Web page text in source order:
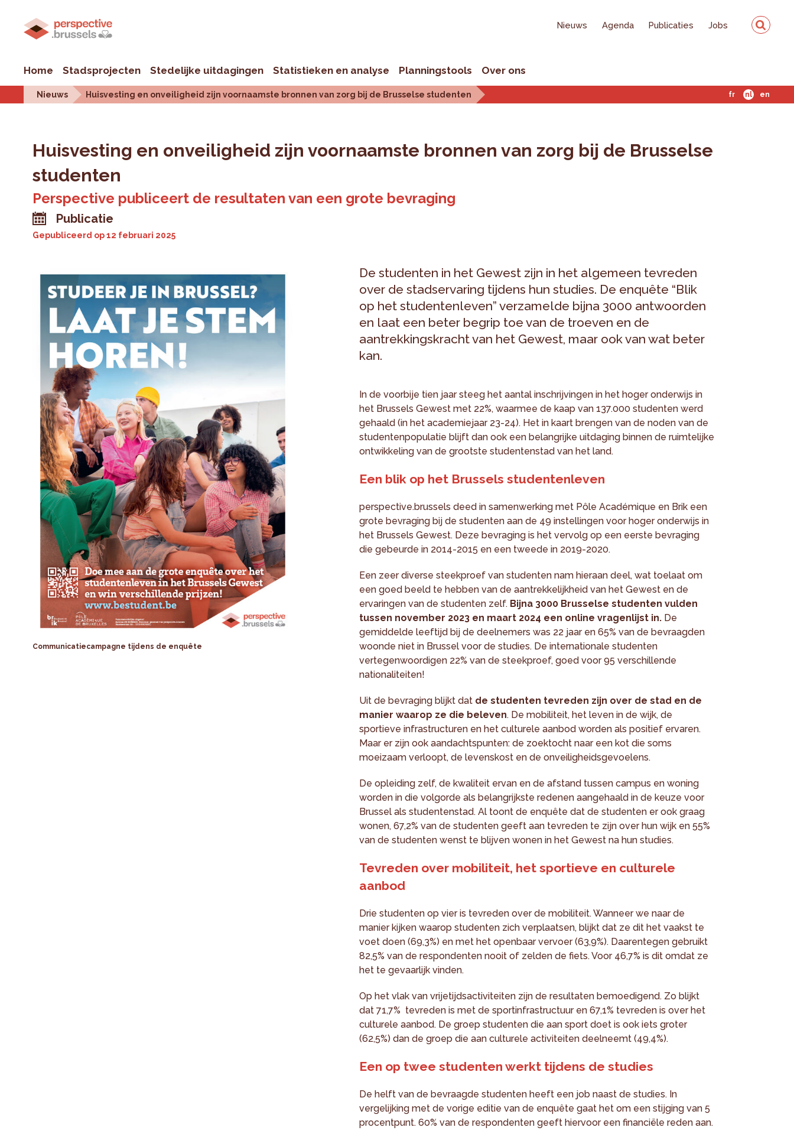
Nieuws Agenda Publicaties Jobs
Home Stadsprojecten Stedelijke uitdagingen Statistieken en analyse Planningstools Over ons
Nieuws Huisvesting en onveiligheid zijn voornaamste bronnen van zorg bij de Brusselse studenten fr nl en
Huisvesting en onveiligheid zijn voornaamste bronnen van zorg bij de Brusselse
studenten
Perspective publiceert de resultaten van een grote bevraging
Publicatie
Gepubliceerd op12 februari 2025
Communicatiecampagne tijdens de enquête
De studenten in het Gewest zijn in het algemeen tevreden
over de stadservaring tijdens hun studies. De enquête “Blik
op het studentenleven” verzamelde bijna 3000 antwoorden
en laat een beter begrip toe van de troeven en de
aantrekkingskracht van het Gewest, maar ook van wat beter
kan.
In de voorbije tien jaar steeg het aantal inschrijvingen in het hoger onderwijs in
het Brussels Gewest met 22%, waarmee de kaap van 137.000 studenten werd
gehaald (in het academiejaar 23-24). Het in kaart brengen van de noden van de
studentenpopulatie blijft dan ook een belangrijke uitdaging binnen de ruimtelijke
ontwikkeling van de grootste studentenstad van het land.
Een blik op het Brussels studentenleven
perspective.brussels deed in samenwerking met Pôle Académique en Brik een
grote bevraging bij de studenten aan de 49 instellingen voor hoger onderwijs in
het Brussels Gewest. Deze bevraging is het vervolg op een eerste bevraging
die gebeurde in 2014-2015 en een tweede in 2019-2020.
Een zeer diverse steekproef van studenten nam hieraan deel, wat toelaat om
een goed beeld te hebben van de aantrekkelijkheid van het Gewest en de
ervaringen van de studenten zelf. Bijna 3000 Brusselse studenten vulden
tussen november 2023 en maart 2024 een online vragenlijst in. De
gemiddelde leeftijd bij de deelnemers was 22 jaar en 65% van de bevraagden
woonde niet in Brussel voor de studies. De internationale studenten
vertegenwoordigen 22% van de steekproef, goed voor 95 verschillende
nationaliteiten!
Uit de bevraging blijkt dat de studenten tevreden zijn over de stad en de
manier waarop ze die beleven. De mobiliteit, het leven in de wijk, de
sportieve infrastructuren en het culturele aanbod worden als positief ervaren.
Maar er zijn ook aandachtspunten: de zoektocht naar een kot die soms
moeizaam verloopt, de levenskost en de onveiligheidsgevoelens.
De opleiding zelf, de kwaliteit ervan en de afstand tussen campus en woning
worden in die volgorde als belangrijkste redenen aangehaald in de keuze voor
Brussel als studentenstad. Al toont de enquête dat de studenten er ook graag
wonen, 67,2% van de studenten geeft aan tevreden te zijn over hun wijk en 55%
van de studenten wenst te blijven wonen in het Gewest na hun studies.
Tevreden over mobiliteit, het sportieve en culturele
aanbod
Drie studenten op vier is tevreden over de mobiliteit. Wanneer we naar de
manier kijken waarop studenten zich verplaatsen, blijkt dat ze dit het vaakst te
voet doen (69,3%) en met het openbaar vervoer (63,9%). Daarentegen gebruikt
82,5% van de respondenten nooit of zelden de fiets. Voor 46,7% is dit omdat ze
het te gevaarlijk vinden.
Op het vlak van vrijetijdsactiviteiten zijn de resultaten bemoedigend. Zo blijkt
dat 71,7% tevreden is met de sportinfrastructuur en 67,1% tevreden is over het
culturele aanbod. De groep studenten die aan sport doet is ook iets groter
(62,5%) dan de groep die aan culturele activiteiten deelneemt (49,4%).
Een op twee studenten werkt tijdens de studies
De helft van de bevraagde studenten heeft een job naast de studies. In
vergelijking met de vorige editie van de enquête gaat het om een stijging van 5
procentpunt. 60% van de respondenten geeft hiervoor een financiële reden aan.